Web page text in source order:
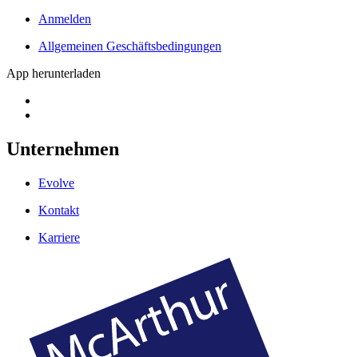
Anmelden
Allgemeinen Geschäftsbedingungen
App herunterladen
Unternehmen
Evolve
Kontakt
Karriere